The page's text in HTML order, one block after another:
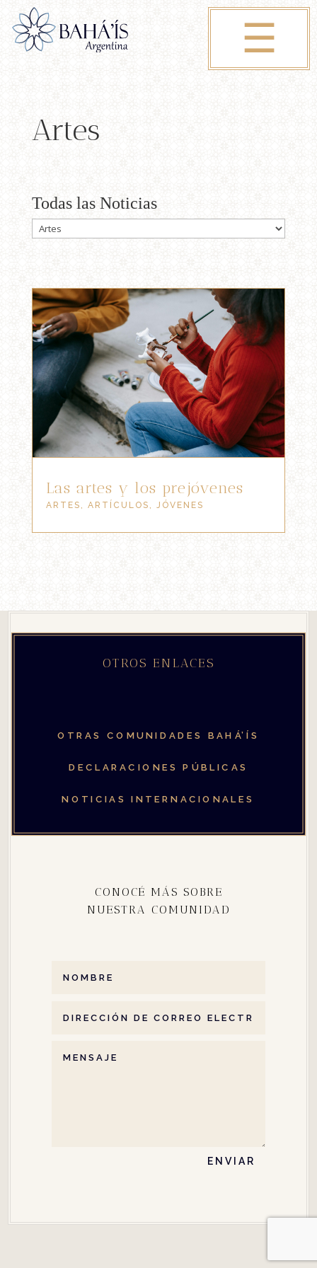
☰
Artes
Todas las Noticias
Todas
las
Noticias
Las artes y los prejóvenes
ARTES , ARTÍCULOS , JÓVENES
OTROS ENLACES
OTRAS COMUNIDADESBAHÁ’ÍS
DECLARACIONES PÚBLICAS
NOTICIAS INTERNACIONALES
CONOCÉ MÁS SOBRE
NUESTRA COMUNIDAD
ENVIAR